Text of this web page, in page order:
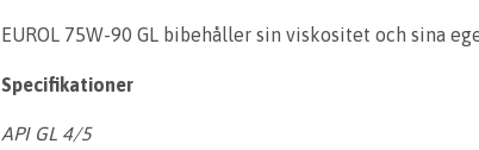
EUROL 75W-90 GL bibehåller sin viskositet och sina
Specifikationer
API GL 4/5